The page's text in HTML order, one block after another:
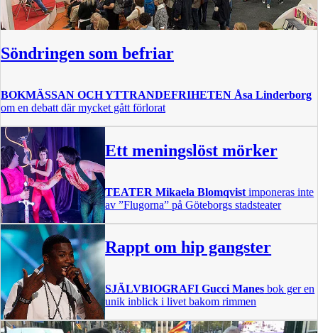
Söndringen som befriar
BOKMÄSSAN OCH YTTRANDEFRIHETEN Åsa Linderborg
om en debatt där mycket gått förlorat
Ett meningslöst mörker
TEATER Mikaela Blomqvist imponeras inte
av ”Flugorna” på Göteborgs stadsteater
Rappt om hip gangster
SJÄLVBIOGRAFI Gucci Manes bok ger en
unik inblick i livet bakom rimmen